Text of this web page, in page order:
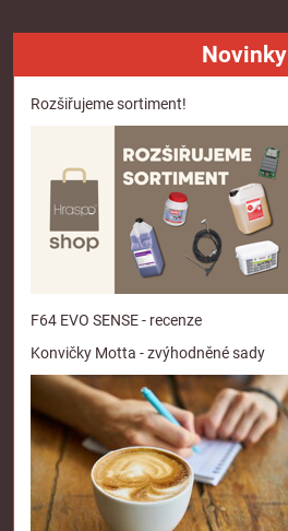
Novinky
Rozšiřujeme sortiment!
F64 EVO SENSE - recenze
Konvičky Motta - zvýhodněné sady